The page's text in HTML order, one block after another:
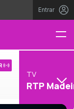
Entrar
TV
RTP